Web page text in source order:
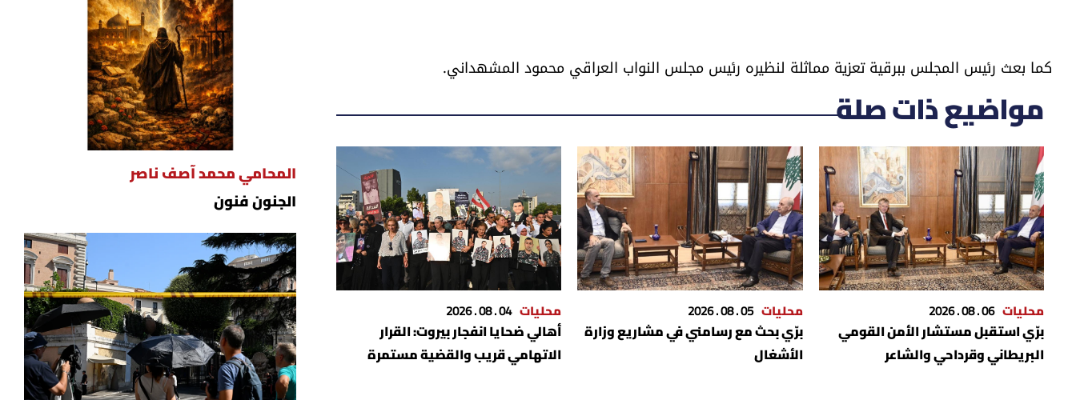
كما بعث رئيس المجلس ببرقية تعزية مماثلة لنظيره رئيس مجلس النواب العراقي محمود المشهداني.
مواضيع ذات صلة
محليات 06 . 08 . 2026
برّي استقبل مستشار الأمن القومي
البريطاني وقرداحي والشاعر
محليات 05 . 08 . 2026
برّي بحث مع رسامني في مشاريع وزارة
الأشغال
محليات 04 . 08 . 2026
أهالي ضحايا انفجار بيروت: القرار
الاتهامي قريب والقضية مستمرة
المحامي محمد آصف ناصر
الجنون فنون